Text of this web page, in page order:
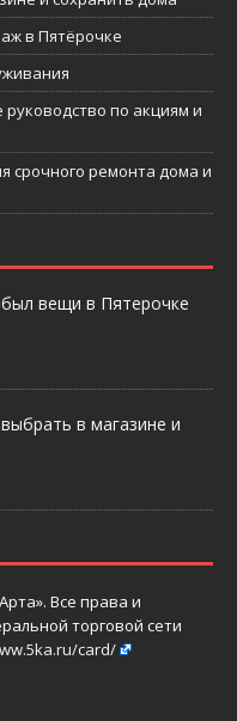
в Пятёрочке
по акциям и
срочного ремонта дома и
вещи в Пятерочке
в магазине и
Все права и
торговой сети
card/